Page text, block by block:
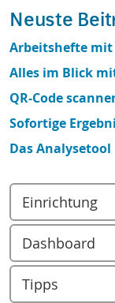
Neuste
Arbeitshefte
Alles im Blick
QR-Code
Sofortige
Das Analysetool
Einrichtung
Dashboard
Tipps